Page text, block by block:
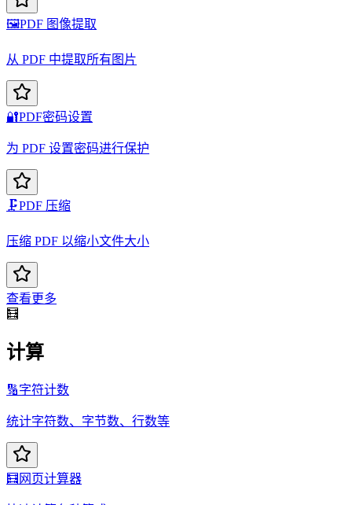
🖼️PDF 图像提取
从 PDF 中提取所有图片
🔐PDF密码设置
为 PDF 设置密码进行保护
🗜️PDF 压缩
压缩 PDF 以缩小文件大小
查看更多
🧮
计算
🔢字符计数
统计字符数、字节数、行数等
🧮 网页计算器